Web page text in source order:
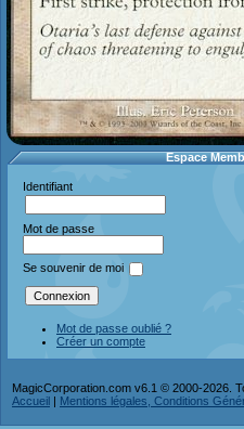
Espace
Identifiant
Mot de passe
Se souvenir de moi
Mot de passe oublié ?
Créer un compte
MagicCorporation.com v6.1 © 2000-2026.
Accueil | Mentions légales, Conditions